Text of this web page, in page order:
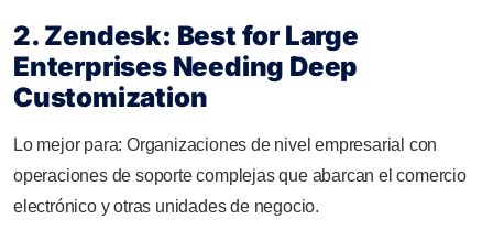
2. Zendesk: Best for Large
Enterprises Needing Deep
Customization
Lo mejor para: Organizaciones de nivel empresarial con
operaciones de soporte complejas que abarcan el comercio
electrónico y otras unidades de negocio.